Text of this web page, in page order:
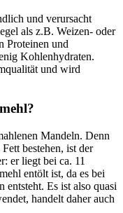
und verursacht
als z.B. Weizen- oder
Proteinen und
Kohlenhydraten.
und wird
Mandeln. Denn
bestehen, ist der
er liegt bei ca. 11
entölt ist, da es bei
Es ist also quasi
handelt daher auch